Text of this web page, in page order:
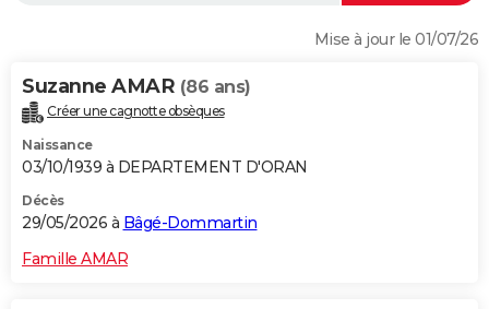
Alimentation
Guide de la santé
Maladies
Médicaments
Sommeil
VOYAGE
Destinations
City break
Voyage nature
Voyage de noces
Forum
Climat
+PHOTO
GUIDES D'ACHAT
BONS PLANS
CARTE DE VOEUX
Mise à jour le 01/07/26
Suzanne AMAR (86 ans)
Créer une cagnotte obsèques
Naissance
03/10/1939 à DEPARTEMENT D'ORAN
Décès
29/05/2026 à Bâgé-Dommartin
Famille AMAR